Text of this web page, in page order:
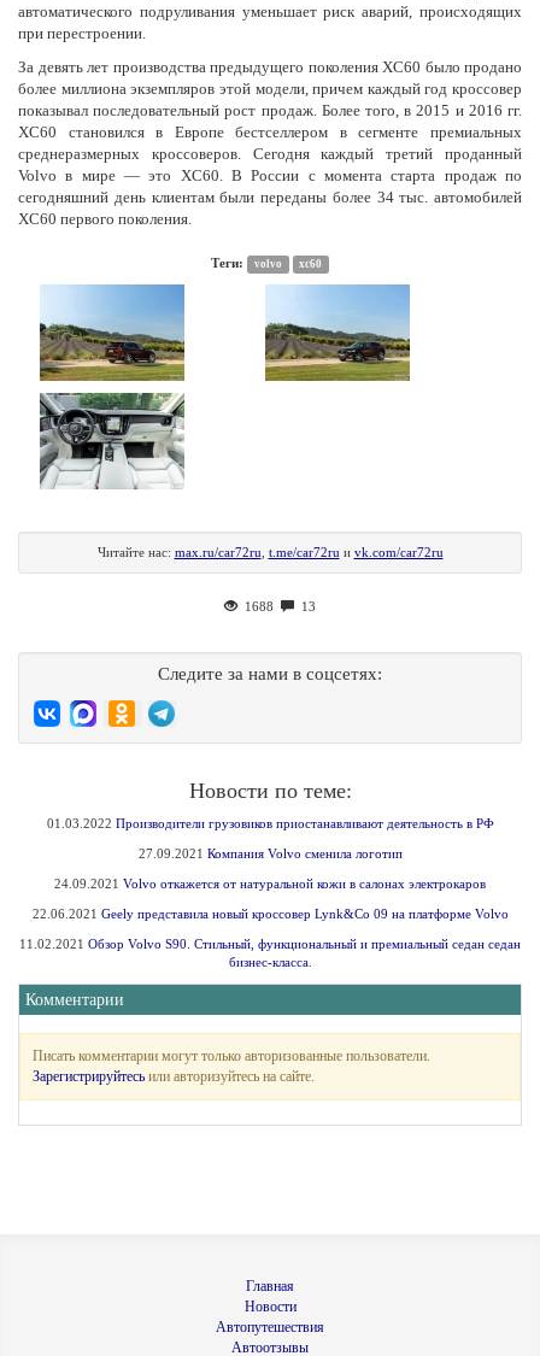
автоматического подруливания уменьшает риск аварий, происходящих
при перестроении.
За девять лет производства предыдущего поколения XC60 было продано
более миллиона экземпляров этой модели, причем каждый год кроссовер
показывал последовательный рост продаж. Более того, в 2015 и 2016 гг.
ХС60 становился в Европе бестселлером в сегменте премиальных
среднеразмерных кроссоверов. Сегодня каждый третий проданный
Volvo в мире — это XC60. В России с момента старта продаж по
сегодняшний день клиентам были переданы более 34 тыс. автомобилей
ХС60 первого поколения.
Теги: volvo xc60
Читайте нас: max.ru/car72ru t.me/car72ru и vk.com/car72ru
1688 13
Следите за нами в соцсетях:
Новости по теме:
01.03.2022 Производители грузовиков приостанавливают деятельность в РФ
27.09.2021 Компания Volvo сменила логотип
24.09.2021 Volvo откажется от натуральной кожи в салонах электрокаров
22.06.2021 Geely представила новый кроссовер Lynk&Co 09 на платформе Volvo
11.02.2021 Обзор Volvo S90. Стильный, функциональный и премиальный седан седан
бизнес-класса.
Комментарии
Писать комментарии могут только авторизованные пользователи.
Зарегистрируйтесь или авторизуйтесь на сайте.
Главная
Новости
Автопутешествия
Автоотзывы